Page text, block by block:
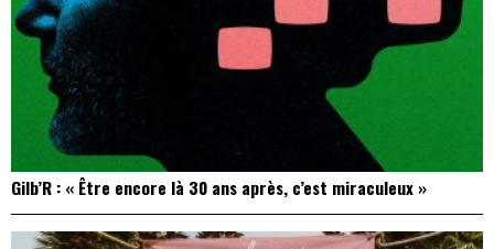
Gilb’R : « Être encore là 30 ans après, c’est miraculeux »